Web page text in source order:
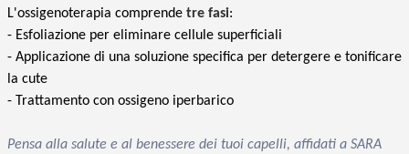
L'ossigenoterapia comprende tre fasi:
- Esfoliazione per eliminare cellule superficiali
- Applicazione di una soluzione specifica per detergere e tonificare
la cute
- Trattamento con ossigeno iperbarico
Pensa alla salute e al benessere dei tuoi capelli, affidati a SARA